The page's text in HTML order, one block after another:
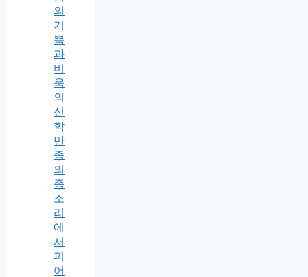
의
기
쁨
과
비
움
의
신
학
만
종
의
종
소
리
에
서
피
어